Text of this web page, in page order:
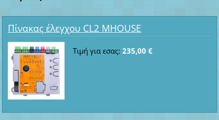
Πίνακας έλεγχου CL2 MHOUSE
Τιμή για εσας: 235,00 €